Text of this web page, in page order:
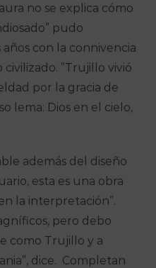
no se explica cómo
pudo
con la connivencia
”Trujillo vivió
por la gracia de
lema: Dios en el cielo,
además del diseño
esta es una obra
la interpretación”.
pero debo
como Trujillo y a
dice. Completan